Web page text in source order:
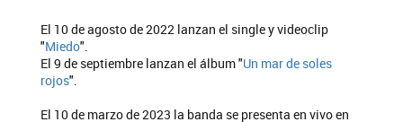
El 10 de agosto de 2022 lanzan el single y videoclip
"Miedo".
El 9 de septiembre lanzan el álbum "Un mar de soles
rojos".
El 10 de marzo de 2023 la banda se presenta en vivo en